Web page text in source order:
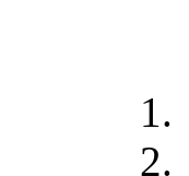
Af
1.
2.